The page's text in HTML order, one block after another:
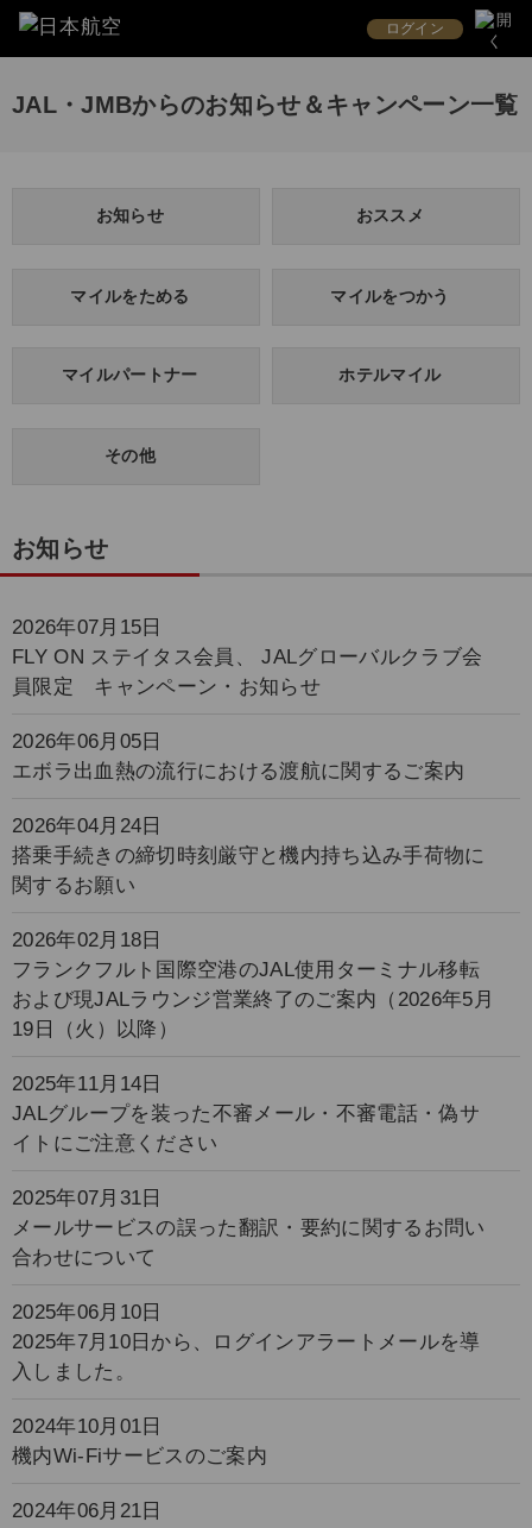
ログイン
JAL・JMBからのお知らせ＆キャンペーン一覧
お知らせ おススメ
マイルをためる マイルをつかう
マイルパートナー ホテルマイル
その他
お知らせ
2026年07月15日
FLY ON ステイタス会員、 JALグローバルクラブ会
員限定 キャンペーン・お知らせ
2026年06月05日
エボラ出血熱の流行における渡航に関するご案内
2026年04月24日
搭乗手続きの締切時刻厳守と機内持ち込み手荷物に
関するお願い
2026年02月18日
フランクフルト国際空港のJAL使用ターミナル移転
および現JALラウンジ営業終了のご案内（2026年5月
19日（火）以降）
2025年11月14日
JALグループを装った不審メール・不審電話・偽サ
イトにご注意ください
2025年07月31日
メールサービスの誤った翻訳・要約に関するお問い
合わせについて
2025年06月10日
2025年7月10日から、ログインアラートメールを導
入しました。
2024年10月01日
機内Wi-Fiサービスのご案内
2024年06月21日